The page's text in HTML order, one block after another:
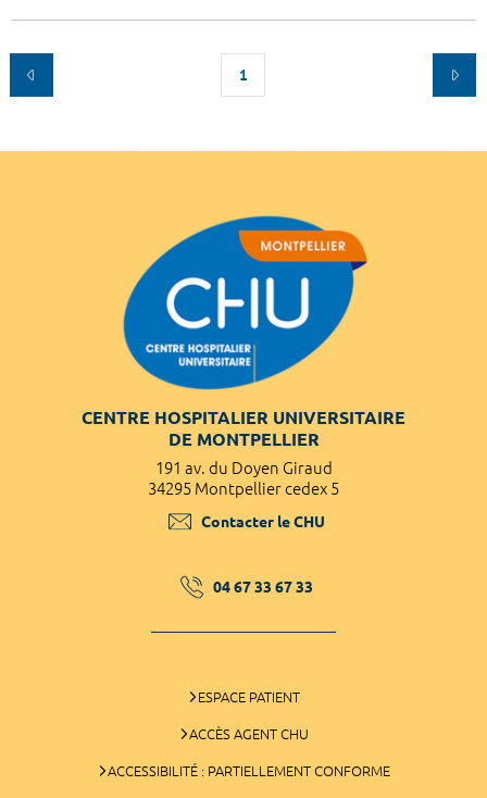
1
CENTRE HOSPITALIER UNIVERSITAIRE
DE MONTPELLIER
191 av. du Doyen Giraud
34295 Montpellier cedex 5
Contacter le CHU
04 67 33 67 33
ESPACE PATIENT
ACCÈS AGENT CHU
ACCESSIBILITÉ : PARTIELLEMENT CONFORME